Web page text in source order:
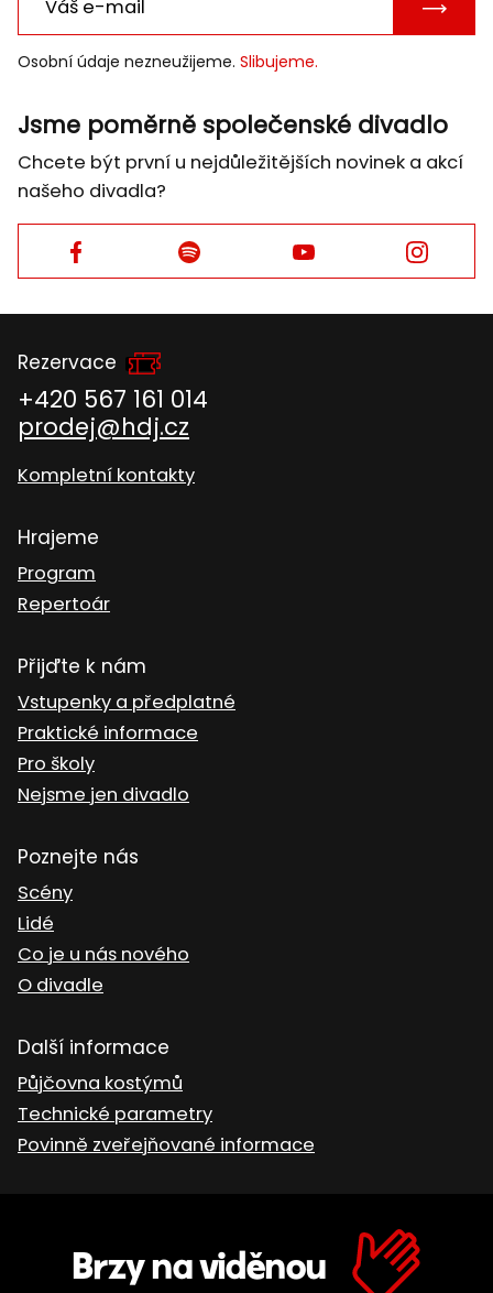
E-
Osobní údaje nezneužijeme. Slibujeme.
Jsme poměrně společenské divadlo
Chcete být první u nejdůležitějších novinek a akcí
našeho divadla?
Facebook Facebook Facebook Facebook
Rezervace
+420 567 161 014
prodej@hdj.cz
Kompletní kontakty
Hrajeme
Program
Repertoár
Přijďte k nám
Vstupenky a předplatné
Praktické informace
Pro školy
Nejsme jen divadlo
Poznejte nás
Scény
Lidé
Co je u nás nového
O divadle
Další informace
Půjčovna kostýmů
Technické parametry
Povinně zveřejňované informace
Brzy na viděnou